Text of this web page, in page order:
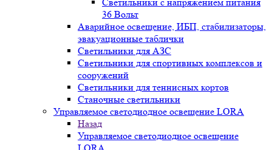
36 Вольт
Аварийное освещение, ИБП, стабилизаторы,
эвакуационные таблички
Светильники для АЗС
Светильники для спортивных комплексов и
сооружений
Светильники для теннисных кортов
Станочные светильники
Управляемое светодиодное освещение LORA
Назад
Управляемое светодиодное освещение